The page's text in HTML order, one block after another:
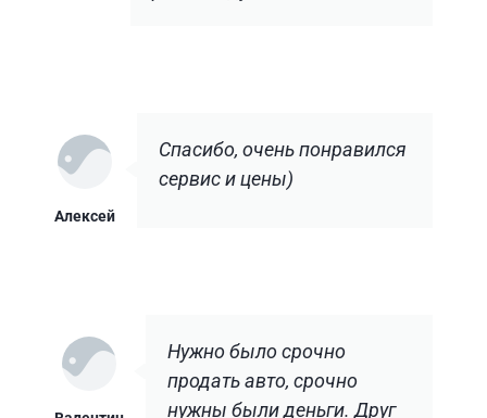
Спасибо, очень понравился
сервис и цены)
Алексей
Нужно было срочно
продать авто, срочно
нужны были деньги. Друг